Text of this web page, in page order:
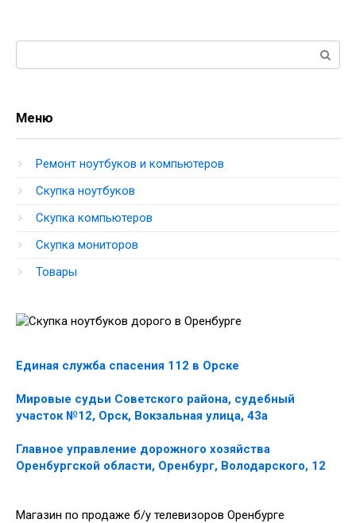
Поиск:
Меню
Ремонт ноутбуков и компьютеров
Скупка ноутбуков
Скупка компьютеров
Скупка мониторов
Товары
Единая служба спасения 112 в Орске
Мировые судьи Советского района, судебный
участок №12, Орск, Вокзальная улица, 43а
Главное управление дорожного хозяйства
Оренбургской области, Оренбург, Володарского, 12
Магазин по продаже б/у телевизоров Оренбурге